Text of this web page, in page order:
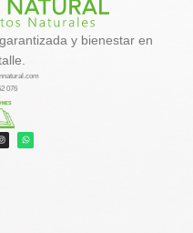
y bienestar en
076